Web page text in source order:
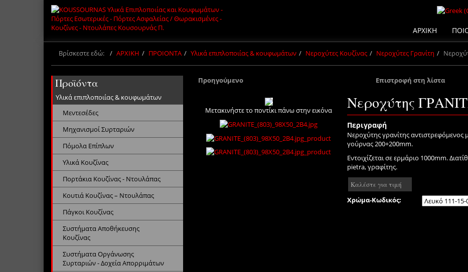
ΑΡΧΙΚΗ
Βρίσκεστε εδώ: ΑΡΧΙΚΗ ΠΡΟΙΟΝΤΑ Υλικά επιπλοποιίας & κουφωμάτων Νεροχύτες Κουζίνας Νεροχύτες Γρανίτη
Προηγούμενο Επιστροφή στη λίστα
Μετακινήστε το ποντίκι πάνω στην εικόνα Νεροχύτης
Περιγραφή
Νεροχύτης γρανίτης
γούρνας 200+200mm.
Εντοιχίζεται σε ερμάριο 1000mm.
pietra, γραφίτης.
Καλέστε για τιμή
Χρώμα-Κωδικός:
Προϊόντα
Υλικά επιπλοποιίας & κουφωμάτων
Μεντεσέδες
Μηχανισμοί Συρταριών
Πόμολα Επίπλων
Υλικά Κουζίνας
Πορτάκια Κουζίνας - Ντουλάπας
Κουτιά Κουζίνας – Ντουλάπας
Πάγκοι Κουζίνας
Συστήματα Αποθήκευσης
Κουζίνας
Συστήματα Οργάνωσης
Συρταριών - Δοχεία Απορριμάτων